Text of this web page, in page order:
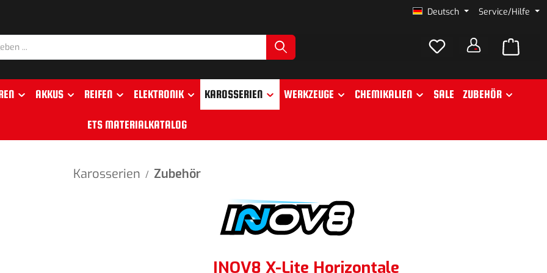
Deutsch Service/Hilfe
AKKUS REIFEN ELEKTRONIK KAROSSERIEN WERKZEUGE CHEMIKALIEN SALE ZUBEHÖR
ETS MATERIALKATALOG
Karosserien / Zubehör
INOV8 X-Lite Horizontale